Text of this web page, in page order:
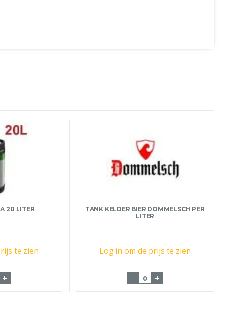
20 LITER
te zien
Goose iPA 20 Liter aantal
+
TANK KELDER BIER DOMMELSCH PER
LITER
Log in om de prijs te zien
- Tank Kelder Bier
+